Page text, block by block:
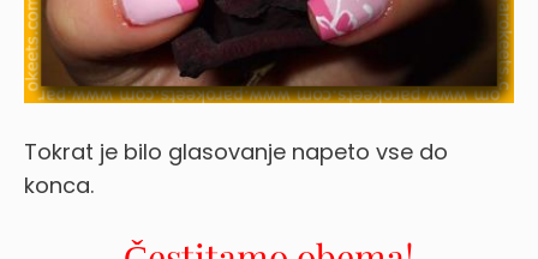
Tokrat je bilo glasovanje napeto vse do
konca.